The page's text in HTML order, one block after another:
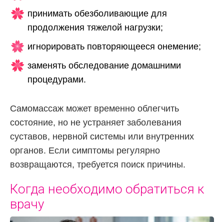
принимать обезболивающие для
продолжения тяжелой нагрузки;
игнорировать повторяющееся онемение;
заменять обследование домашними
процедурами.
Самомассаж может временно облегчить
состояние, но не устраняет заболевания
суставов, нервной системы или внутренних
органов. Если симптомы регулярно
возвращаются, требуется поиск причины.
Когда необходимо обратиться к
врачу